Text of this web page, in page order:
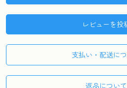
レビューを投
支払い・配送に
返品について